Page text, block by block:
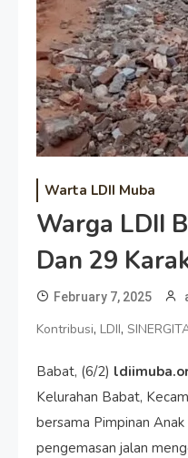
Warta LDII Muba
Warga LDII
Dan 29
February 7, 2025
Kontribusi, LDII,
Babat, (6/2)
Kelurahan Babat,
bersama Pimpinan
pengemasan jalan